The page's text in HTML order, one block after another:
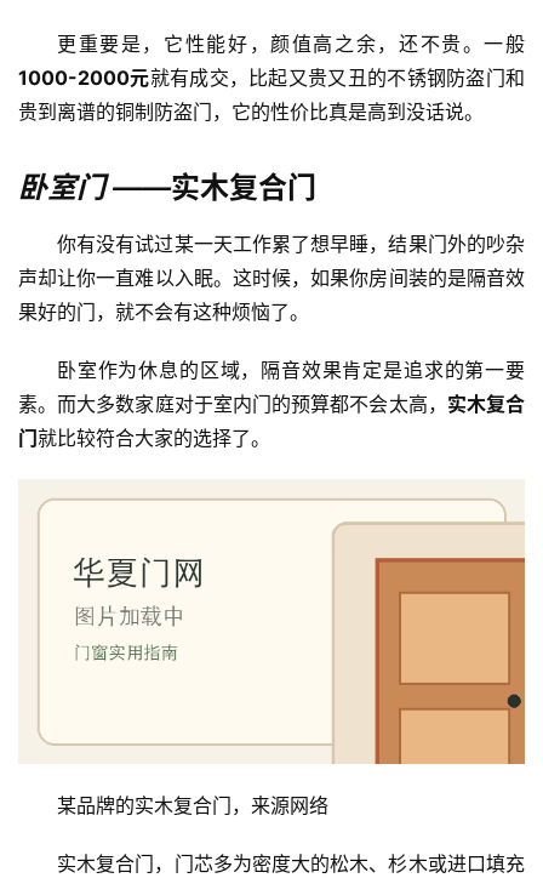
铝
门
门
装
维
修
们
登录 注册
更重要是，它性能好，颜值高之余，还不贵。一般
1000-2000元就有成交，比起又贵又丑的不锈钢防盗门和
贵到离谱的铜制防盗门，它的性价比真是高到没话说。
卧室门 ——实木复合门
你有没有试过某一天工作累了想早睡，结果门外的吵杂
声却让你一直难以入眠。这时候，如果你房间装的是隔音效
果好的门，就不会有这种烦恼了。
卧室作为休息的区域，隔音效果肯定是追求的第一要
素。而大多数家庭对于室内门的预算都不会太高， 实木复合
门就比较符合大家的选择了。
某品牌的实木复合门，来源网络
实木复合门，门芯多为密度大的松木、杉木或进口填充